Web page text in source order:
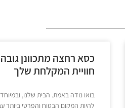
כסא רחצה מתכוונן
חוויית המקלחת שלך
בואו נודה באמת. הבית שלנו,
להיות המקום הבטוח והפרטי ביותר